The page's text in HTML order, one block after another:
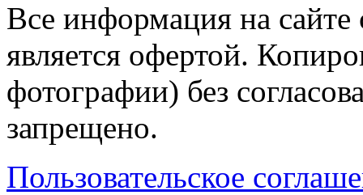
Все информация на
является офертой.
фотографии) без
запрещено.
Пользовательское